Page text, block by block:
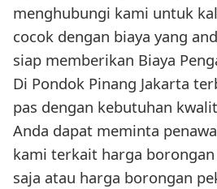
menghubungi kami untuk
cocok dengan biaya yang
siap memberikan Biaya
Di Pondok Pinang Jakarta
pas dengan kebutuhan
Anda dapat meminta
kami terkait harga
saja atau harga borongan